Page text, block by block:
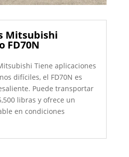
Mitsubishi
FD70N
Tiene aplicaciones
difíciles, el FD70N es
Puede transportar
libras y ofrece un
en condiciones